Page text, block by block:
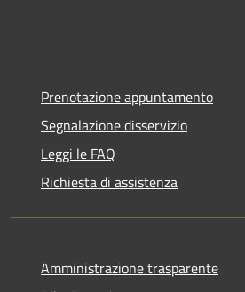
Prenotazione appuntamento
Segnalazione disservizio
Leggi le FAQ
Richiesta di assistenza
Amministrazione trasparente